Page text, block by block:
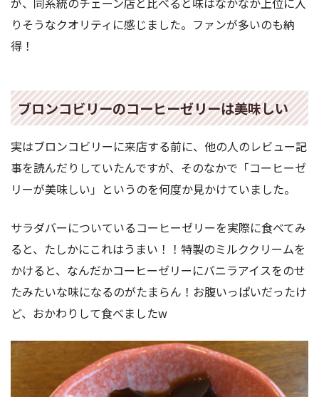
りそうなクオリティに感じました。ファンが多いのも納
得！
ブロンコビリーのコーヒーゼリーは美味しい
実はブロンコビリーに来店する前に、他の人のレビュー記
事を読んだりしていたんですが、そのなかで「コーヒーゼ
リーが美味しい」というのを何度か見かけていました。
サラダバーについているコーヒーゼリーを実際に食べてみ
ると、たしかにこれはうまい！！特製のミルククリームを
かけると、なんだかコーヒーゼリーにバニラアイスをのせ
たみたいな味になるのがたまらん！お腹いっぱいだったけ
ど、おかわりして食べましたw